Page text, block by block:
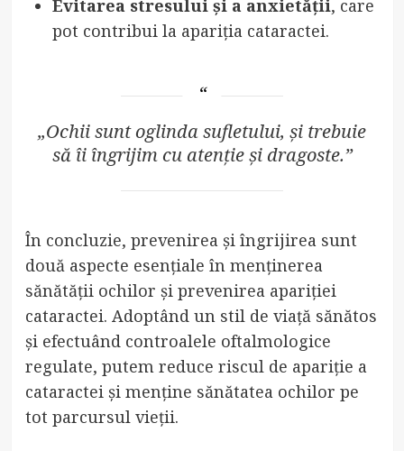
Evitarea stresului și a anxietății, care
pot contribui la apariția cataractei.
„Ochii sunt oglinda sufletului, și trebuie
să îi îngrijim cu atenție și dragoste.”
În concluzie, prevenirea și îngrijirea sunt
două aspecte esențiale în menținerea
sănătății ochilor și prevenirea apariției
cataractei. Adoptând un stil de viață sănătos
și efectuând controalele oftalmologice
regulate, putem reduce riscul de apariție a
cataractei și menține sănătatea ochilor pe
tot parcursul vieții.